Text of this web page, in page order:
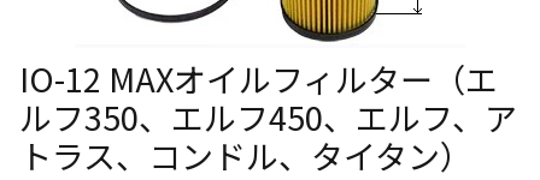
IO-12 MAXオイルフィルター（エ
ルフ350、エルフ450、エルフ、ア
トラス、コンドル、タイタン）